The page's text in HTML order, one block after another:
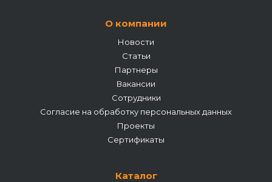
О компании
Новости
Статьи
Партнеры
Вакансии
Сотрудники
Согласие на обработку персональных данных
Проекты
Сертификаты
Каталог